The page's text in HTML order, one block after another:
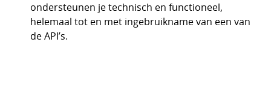
ondersteunen je technisch en functioneel,
helemaal tot en met ingebruikname van een van
de API’s.